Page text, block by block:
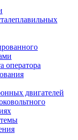
оператора
двигателей